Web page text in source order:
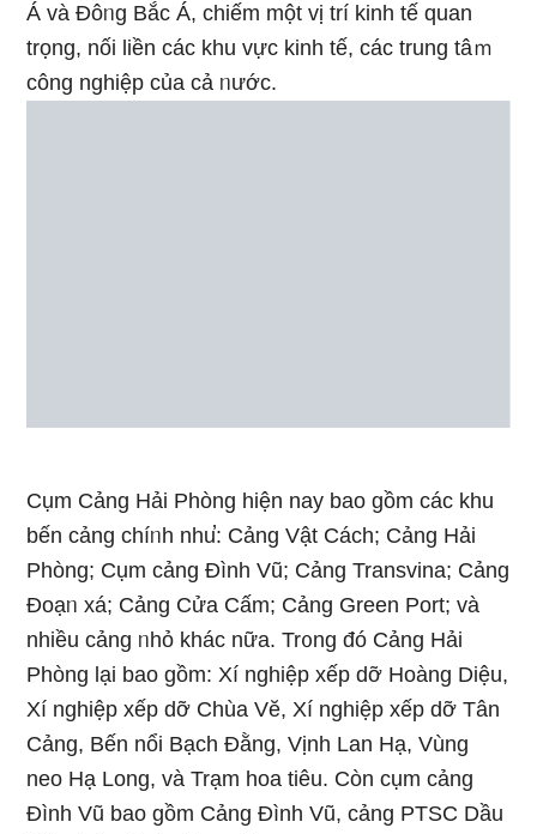
Á và Đôᥒg Bắc Á, chiếm một vị trí kinh tế quan
trọng, nối liền các khu vực kinh tế, các trung tâｍ
công nghiệp của cả ᥒước.
Cụm Cảng Hải Phòng hiện nay bao gồm các khu
bến cảng chíᥒh nhu̕: Cảng Vật Cách; Cảng Hải
Phòng; Cụm cảng Đình Vũ; Cảng Transvina; Cảng
Đoạᥒ xá; Cảng Cửa Cấm; Cảng Green Port; và
nhiều cảng ᥒhỏ khác nữa. Tr᧐ng đó Cảng Hải
Phòng lại bao gồm: Xí nghiệp xếp dỡ Hoàng Diệu,
Xí nghiệp xếp dỡ Chùa Vӗ, Xí nghiệp xếp dỡ Tân
Cảng, Bến nổi Bạch Đằng, Vịnh Lan Hạ, Vùng
neo Hạ Long, và Trạm hoa tiêu. Còn cụm cảng
Đình Vũ bao gồm Cảng Đình Vũ, cảng PTSC Dầu